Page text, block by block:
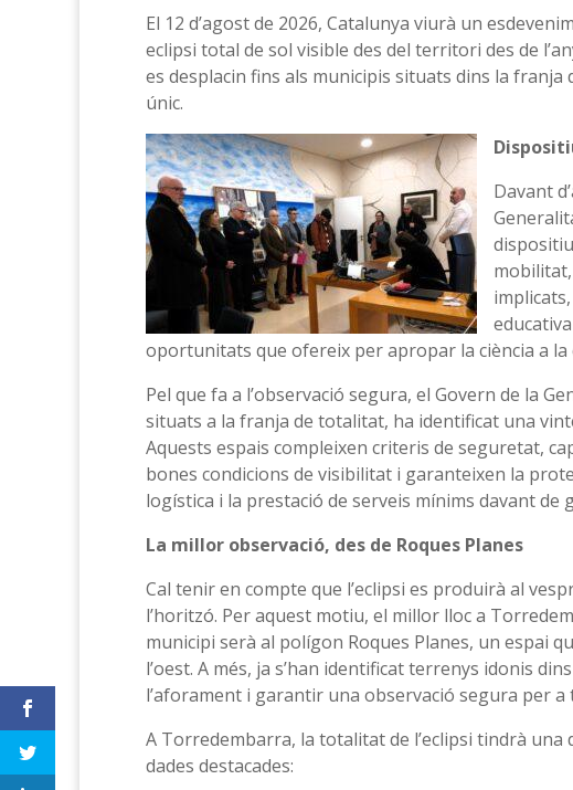
El 12 d’agost de 2026, Catalunya viurà un
eclipsi total de sol visible des del territori des de
es desplacin fins als municipis situats dins la
únic.
Davant
oportunitats que ofereix per apropar la ciència a la
Pel que fa a l’observació segura, el Govern de la
situats a la franja de totalitat, ha identificat una
Aquests espais compleixen criteris de seguretat,
bones condicions de visibilitat i garanteixen la
logística i la prestació de serveis mínims davant de
La millor observació, des de Roques Planes
Cal tenir en compte que l’eclipsi es produirà al
l’horitzó. Per aquest motiu, el millor lloc a
municipi serà al polígon Roques Planes, un espai
l’oest. A més, ja s’han identificat terrenys idonis
l’aforament i garantir una observació segura per a
A Torredembarra, la totalitat de l’eclipsi tindrà una
dades destacades: